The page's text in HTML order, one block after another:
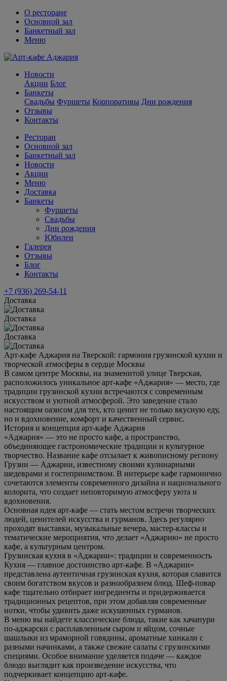
О ресторане
Основной зал
Банкетный зал
Меню
Новости
Акции Блог
Банкеты
Свадьбы Фуршеты Корпоративы Дни рождения
Отзывы
Контакты
Ресторан
Основной зал
Банкетный зал
Новости
Акции
Меню
Доставка
Банкеты
Фуршеты
Свадьбы
Дни рождения
Юбилеи
Галерея
Отзывы
Блог
Контакты
+7 (936) 269-54-11
Доставка
Доставка
Доставка
Арт-кафе Аджария на Тверской: гармония грузинской кухни и
творческой атмосферы в сердце Москвы
В самом центре Москвы, на знаменитой улице Тверская,
расположилось уникальное арт-кафе «Аджария» — место, где
традиции грузинской кухни встречаются с современным
искусством и уютной атмосферой. Это заведение стало
настоящим оазисом для тех, кто ценит не только вкусную еду,
но и вдохновение, комфорт и качественный сервис.
История и концепция арт-кафе Аджария
«Аджария» — это не просто кафе, а пространство,
объединяющее гастрономические традиции и культурное
творчество. Название кафе отсылает к живописному региону
Грузии — Аджарии, известному своими кулинарными
шедеврами и гостеприимством. В интерьере кафе гармонично
сочетаются элементы современного дизайна и национального
колорита, что создает неповторимую атмосферу уюта и
вдохновения.
Основная идея арт-кафе — стать местом встречи творческих
людей, ценителей искусства и гурманов. Здесь регулярно
проходят выставки, музыкальные вечера, мастер-классы и
тематические мероприятия, что делает «Аджарию» не просто
кафе, а культурным центром.
Грузинская кухня в «Аджарии»: традиции и современность
Кухня — главное достоинство арт-кафе. В «Аджарии»
представлена аутентичная грузинская кухня, которая славится
своим богатством вкусов и разнообразием блюд. Шеф-повар
кафе тщательно отбирает ингредиенты и придерживается
традиционных рецептов, при этом добавляя современные
нотки, чтобы удивить даже искушенных гурманов.
В меню вы найдете классические блюда, такие как хачапури
по-аджарски с расплавленным сыром и яйцом, сочные
шашлыки из мраморной говядины, ароматные хинкали с
разными начинками, а также свежие салаты с грузинскими
специями. Особое внимание уделяется подаче — каждое
блюдо выглядит как произведение искусства, что
подчеркивает концепцию арт-кафе.